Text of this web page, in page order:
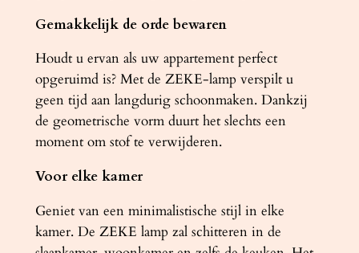
Gemakkelijk de orde bewaren
Houdt u ervan als uw appartement perfect
opgeruimd is? Met de ZEKE-lamp verspilt u
geen tijd aan langdurig schoonmaken. Dankzij
de geometrische vorm duurt het slechts een
moment om stof te verwijderen.
Voor elke kamer
Geniet van een minimalistische stijl in elke
kamer. De ZEKE lamp zal schitteren in de